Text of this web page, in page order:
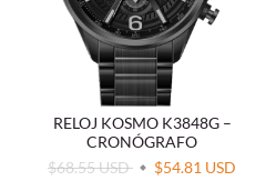
RELOJ KOSMO K3848G –
CRONÓGRAFO
$68.55 USD
$54.81 USD